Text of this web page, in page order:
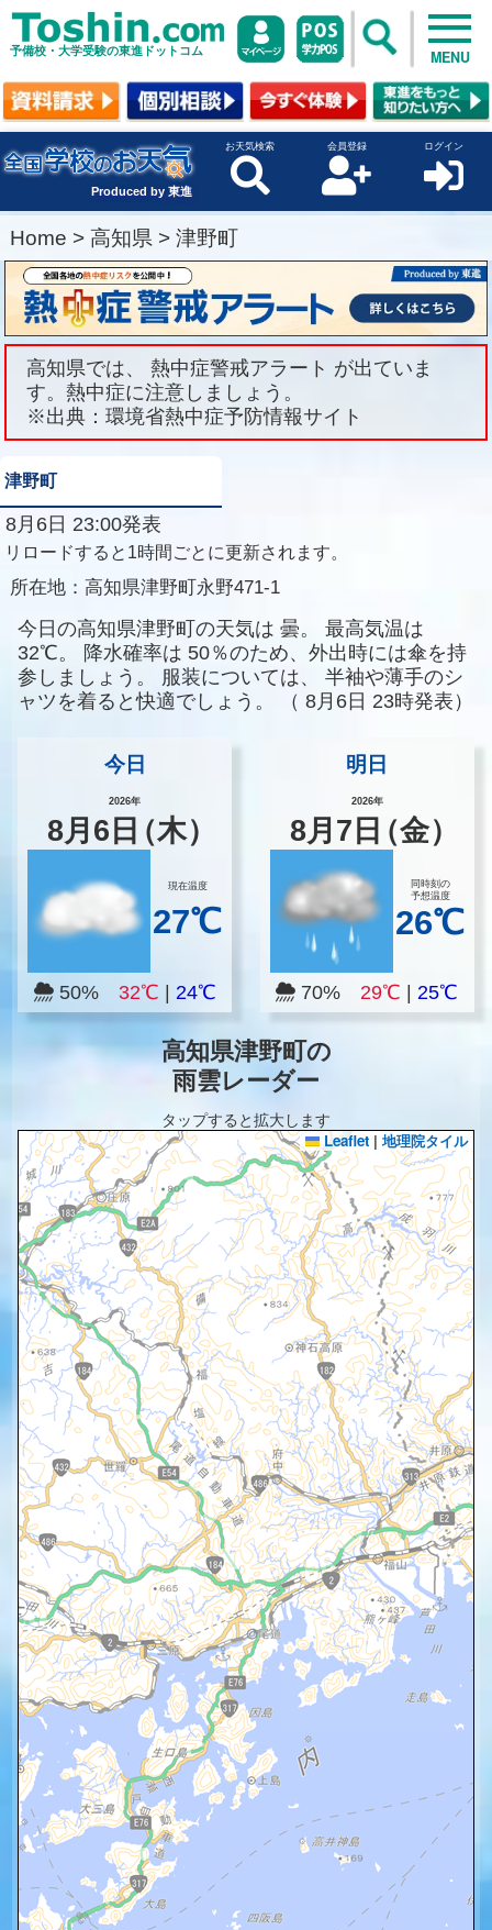
予備校・大学受験の東進ドットコム MENU
Produced by 東進
お天気検索 会員登録 ログイン
Home > 高知県 > 津野町
高知県では、 熱中症警戒アラート が出ていま
す。熱中症に注意しましょう。
※出典：環境省熱中症予防情報サイト
津野町
8月6日 23:00発表
リロードすると1時間ごとに更新されます。
所在地： 高知県津野町永野471-1
今日の高知県津野町の天気は 曇。
最高気温は
32℃。
降水確率は 50％のため、外出時には傘を持
参しましょう。
服装については、
半袖や薄手のシ
ャツを着ると快適でしょう。
（ 8月6日 23時発表）
今日
2026年
8月 6 日（木）
現在温度
27℃
50% 32℃ 24℃
明日
2026年
8月 7 日（金）
同時刻の
予想温度
26℃
70%29℃ |25℃
高知県津野町の
雨雲レーダー
タップすると拡大します
Leaflet | 地理院タイル